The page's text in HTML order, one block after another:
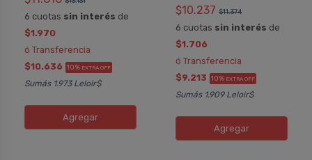
6 cuotas sin interés de
$1.970
ó Transferencia
$10.636 10% EXTRA OFF
Sumás 1.973 Leloir$
Agregar
$10.237 $11.374
6 cuotas sin interés de
$1.706
ó Transferencia
$9.213 10% EXTRA OFF
Sumás 1.909 Leloir$
Agregar